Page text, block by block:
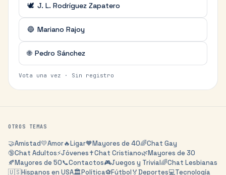
🕊️ J. L. Rodríguez Zapatero
🔵 Mariano Rajoy
🌐 Pedro Sánchez
Vota una vez · Sin registro
OTROS TEMAS
🤝Amistad💛Amor🔥Ligar🧡Mayores de 40🌈Chat Gay
🔞Chat Adultos⚡Jóvenes✝️Chat Cristiano🌿Mayores de 30
🍂Mayores de 50📞Contactos🎮Juegos y Trivial🌈Chat Lesbianas
🇺🇸Hispanos en USA🏛️Política⚽Fútbol🏅Deportes💻Tecnología